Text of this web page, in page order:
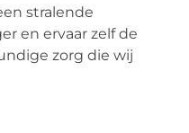
stralende
en ervaar zelf de
zorg die wij